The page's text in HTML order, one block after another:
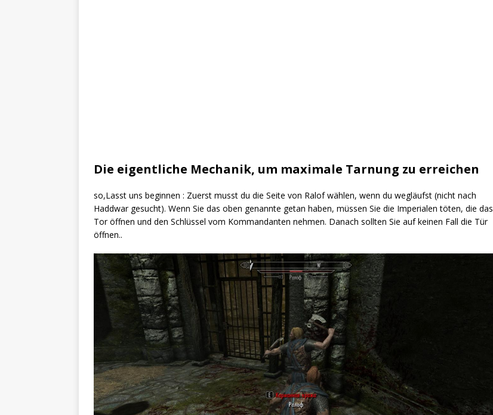
Die eigentliche Mechanik, um maximale Tarnung zu erreichen
so,Lasst uns beginnen : Zuerst musst du die Seite von Ralof wählen, wenn du wegläufst (nicht nach
Haddwar gesucht). Wenn Sie das oben genannte getan haben, müssen Sie die Imperialen töten, die das
Tor öffnen und den Schlüssel vom Kommandanten nehmen. Danach sollten Sie auf keinen Fall die Tür
öffnen..